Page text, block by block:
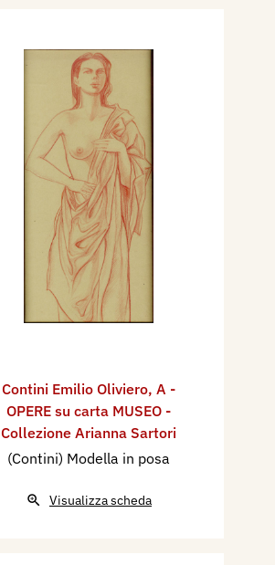
Contini Emilio Oliviero, A -
OPERE su carta MUSEO -
Collezione Arianna Sartori
(Contini) Modella in posa
Visualizza scheda